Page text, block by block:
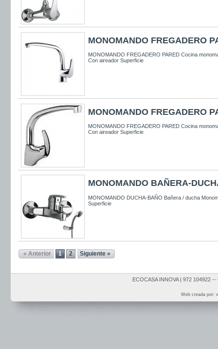
MONOMANDO FREGADERO
MONOMANDO FREGADERO PARED Cocina
Con aireador Superficie
MONOMANDO FREGADERO
MONOMANDO FREGADERO PARED Cocina
Con aireador Superficie
MONOMANDO BAÑERA-
MONOMANDO DUCHA-BAÑO Bañera / ducha
Superficie
« Anterior 1 2 Siguiente »
ECOCASA INNOVA | 972 104922
Web creada por: